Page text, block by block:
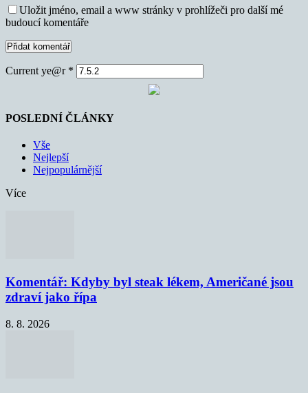
Uložit jméno, email a www stránky v prohlížeči pro další mé
budoucí komentáře
Current ye@r *
POSLEDNÍ ČLÁNKY
Vše
Nejlepší
Nejpopulárnější
Více
Komentář: Kdyby byl steak lékem, Američané jsou
zdraví jako řípa
8. 8. 2026